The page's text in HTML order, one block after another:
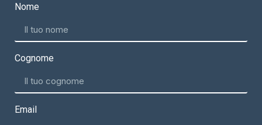
Nome
Cognome
Email